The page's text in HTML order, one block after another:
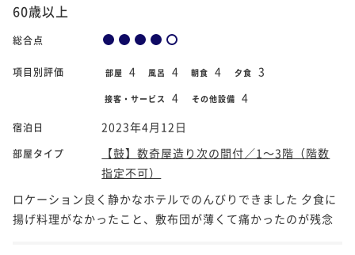
60歳以上
総合点
項目別評価 部屋 4 風呂 4 朝食 4 夕食 3
接客・サービス 4 その他設備 4
宿泊日 2023年4月12日
部屋タイプ
【鼓】数奇屋造り次の間付／1～3階（階数
指定不可）
ロケーション良く静かなホテルでのんびりできました 夕食に
揚げ料理がなかったこと、敷布団が薄くて痛かったのが残念